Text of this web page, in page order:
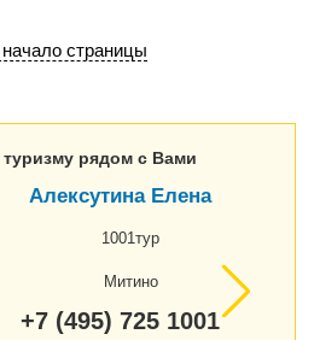
страницы
рядом с Вами
Алексутина Елена
1001тур
Митино
+7 (495) 725 1001